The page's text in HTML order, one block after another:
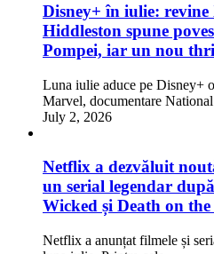
Disney+ în iulie: revine
Hiddleston spune
Pompei, iar un nou
Luna iulie aduce pe Disney+
Marvel, documentare
July 2, 2026
Netflix a dezvăluit
un serial legendar
Wicked și Death on
Netflix a anunțat filmele și